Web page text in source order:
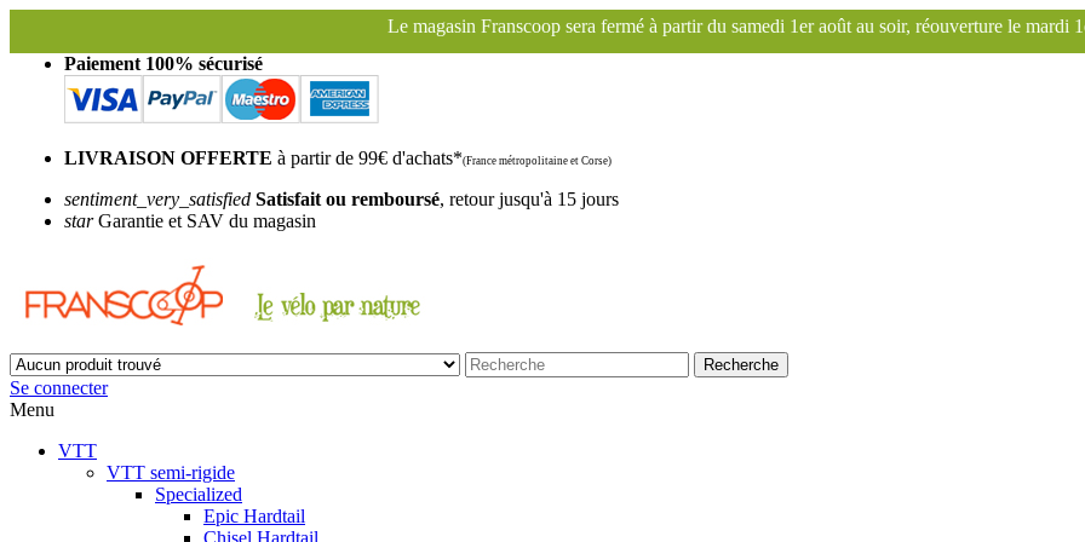
Le magasin Franscoop sera fermé à partir du samedi 1er août au soir, réouverture le mardi 1er septembre. Le site
Paiement 100% sécurisé
LIVRAISON OFFERTE à partir de 99€ d'achats*(France métropolitaine et Corse)
sentiment_very_satisfied Satisfait ou remboursé, retour jusqu'à 15 jours
starGarantie et SAV du magasin
Recherche
Se connecter
Menu
VTT
VTT semi-rigide
Specialized
Epic Hardtail
Chisel Hardtail